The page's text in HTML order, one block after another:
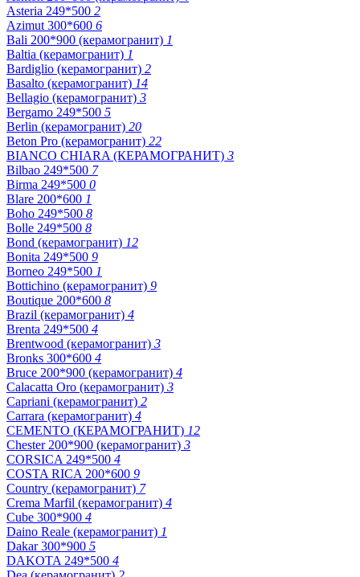
Asteria 249*500 2
Azimut 300*600 6
Bali 200*900 (керамогранит) 1
Baltia (керамогранит) 1
Bardiglio (керамогранит) 2
Basalto (керамогранит) 14
Bellagio (керамогранит) 3
Bergamo 249*500 5
Berlin (керамогранит) 20
Beton Pro (керамогранит) 22
BIANCO CHIARA (КЕРАМОГРАНИТ) 3
Bilbao 249*500 7
Birma 249*500 0
Blare 200*600 1
Boho 249*500 8
Bolle 249*500 8
Bond (керамогранит) 12
Bonita 249*500 9
Borneo 249*500 1
Bottichino (керамогранит) 9
Boutique 200*600 8
Brazil (керамогранит) 4
Brenta 249*500 4
Brentwood (керамогранит) 3
Bronks 300*600 4
Bruce 200*900 (керамогранит) 4
Calacatta Oro (керамогранит) 3
Capriani (керамогранит) 2
Carrara (керамогранит) 4
CEMENTO (КЕРАМОГРАНИТ) 12
Chester 200*900 (керамогранит) 3
CORSICA 249*500 4
COSTA RICA 200*600 9
Country (керамогранит) 7
Crema Marfil (керамогранит) 4
Cube 300*900 4
Daino Reale (керамогранит) 1
Dakar 300*900 5
DAKOTA 249*500 4